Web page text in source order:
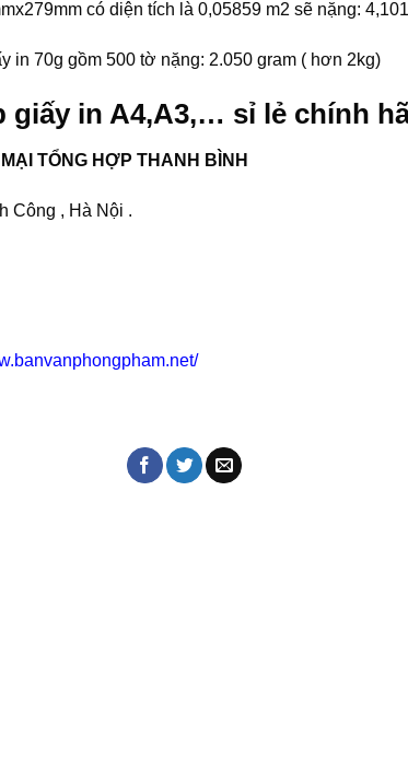
có diện tích là 0,05859 m2 sẽ nặng:
in 70g gồm 500 tờ nặng: 2.050 gram ( hơn 2kg)
giấy in A4,A3,… sỉ lẻ chính
TỔNG HỢP THANH BÌNH
Công , Hà Nội .